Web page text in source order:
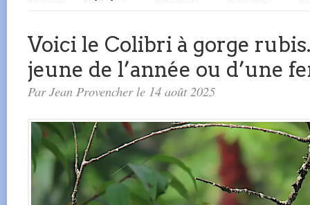
Voici le Colibri à gorge
jeune de l’année ou d’une
Par Jean Provencher le 14 août 2025